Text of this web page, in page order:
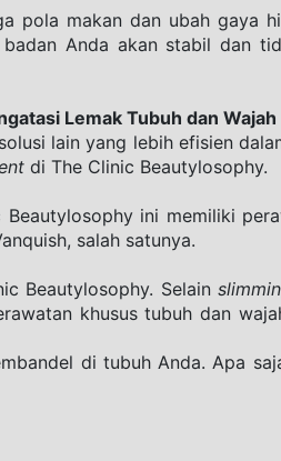
pola makan dan ubah gaya
Anda akan stabil dan
Lemak Tubuh dan Wajah
lain yang lebih efisien
di The Clinic Beautylosophy.
ini memiliki
salah satunya.
Beautylosophy. Selain
khusus tubuh dan
di tubuh Anda. Apa